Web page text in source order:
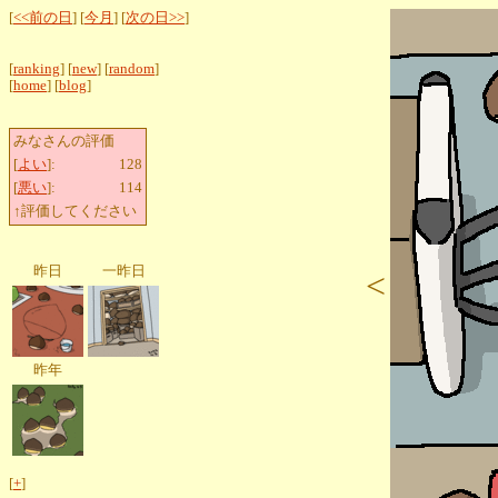
[<<前の日 ] [今月 ] [次の日>>]
[ranking] [new] [random]
[home] [blog]
みなさんの評価
[よい]:
128
[悪い]:
114
↑評価してください
昨日 一昨日
昨年
[+]
<